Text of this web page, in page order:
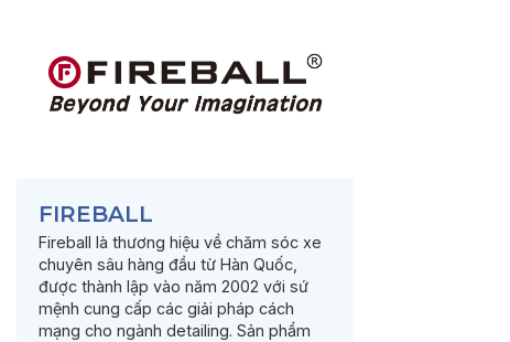
FIREBALL
Fireball là thương hiệu về chăm sóc xe
chuyên sâu hàng đầu từ Hàn Quốc,
được thành lập vào năm 2002 với sứ
mệnh cung cấp các giải pháp cách
mạng cho ngành detailing. Sản phẩm